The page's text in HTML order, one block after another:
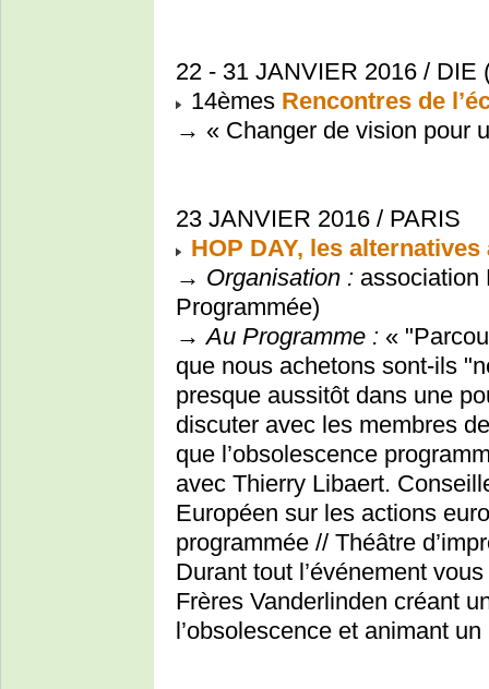
22 - 31 JANVIER 2016 / DIE
14èmes Rencontres de
→ « Changer de vision pour
23 JANVIER 2016 / PARIS
HOP DAY, les alternatives
→ Organisation : association
Programmée)
→Au Programme : «
que nous achetons sont-ils
presque aussitôt dans une
discuter avec les membres
que l’obsolescence
avec Thierry Libaert.
Européen sur les actions
programmée // Théâtre
Durant tout l’événement
Frères Vanderlinden créant
l’obsolescence et animant